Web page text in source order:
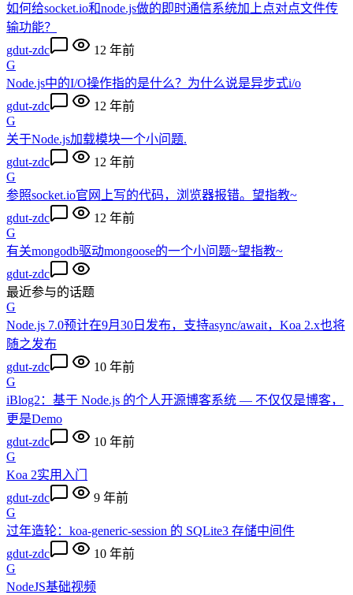
如何给socket.io和node.js做的即时通信系统加上点对点文件传
输功能？
gdut-zdc
12 年前
G
Node.js中的I/O操作指的是什么？为什么说是异步式i/o
gdut-zdc
12 年前
G
关于Node.js加载模块一个小问题.
gdut-zdc
12 年前
G
参照socket.io官网上写的代码，浏览器报错。望指教~
gdut-zdc
12 年前
G
有关mongodb驱动mongoose的一个小问题~望指教~
gdut-zdc
最近参与的话题
G
Node.js 7.0预计在9月30日发布，支持async/await，Koa 2.x也将
随之发布
gdut-zdc
10 年前
G
iBlog2：基于 Node.js 的个人开源博客系统 — 不仅仅是博客，
更是Demo
gdut-zdc
10 年前
G
Koa 2实用入门
gdut-zdc
9 年前
G
过年造轮：koa-generic-session 的 SQLite3 存储中间件
gdut-zdc
10 年前
G
NodeJS基础视频